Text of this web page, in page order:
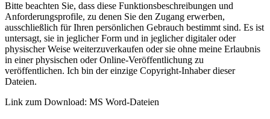
Bitte beachten Sie, dass diese Funktionsbeschreibungen und
Anforderungsprofile, zu denen Sie den Zugang erwerben,
ausschließlich für Ihren persönlichen Gebrauch bestimmt sind. Es ist
untersagt, sie in jeglicher Form und in jeglicher digitaler oder
physischer Weise weiterzuverkaufen oder sie ohne meine Erlaubnis
in einer physischen oder Online-Veröffentlichung zu
veröffentlichen. Ich bin der einzige Copyright-Inhaber dieser
Dateien.
Link zum Download: MS Word-Dateien